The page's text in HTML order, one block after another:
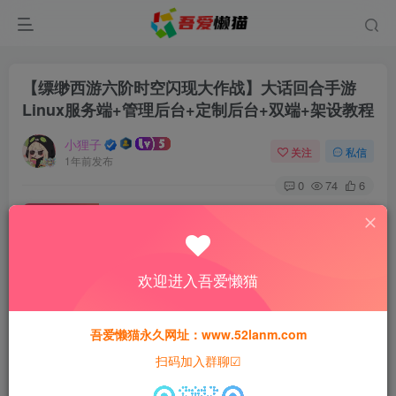
【缥缈西游六阶时空闪现大作战】大话回合手游
Linux服务端+管理后台+定制后台+双端+架设教程
小狸子
1年前发布
关注 私信
0 74 6
此内容为付费资源，请付费后查看
猫粮30
黄金会员猫粮15 钻石会员 免费
欢迎进入吾爱懒猫
吾爱懒猫永久网址：www.52lanm.com
扫码加入群聊☑